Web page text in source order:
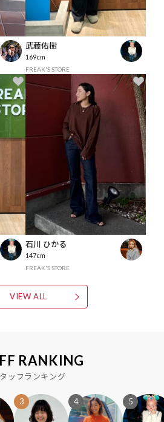
武藤佑樹
169cm
FREAK'S STORE
石川 ひかる
147cm
FREAK'S STORE
VIEW ALL
RANKING
ッフランキング
3 4 5